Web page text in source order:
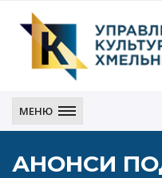
культури
і
Хмельницької
МЕНЮ
АНОНСИ